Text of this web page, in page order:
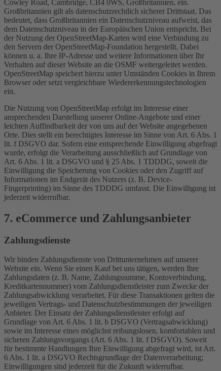
Cowley Road, Cambridge, CB4 0WS, Großbritannien, ein.
Großbritannien gilt als datenschutzrechtlich sicherer Drittstaat. Das
bedeutet, dass Großbritannien ein Datenschutzniveau aufweist, das
dem Datenschutzniveau in der Europäischen Union entspricht. Bei
der Nutzung der OpenStreetMap-Karten wird eine Verbindung zu
den Servern der OpenStreetMap-Foundation hergestellt. Dabei
können u. a. Ihre IP-Adresse und weitere Informationen über Ihr
Verhalten auf dieser Website an die OSMF weitergeleitet werden.
OpenStreetMap speichert hierzu unter Umständen Cookies in Ihrem
Browser oder setzt vergleichbare Wiedererkennungstechnologien
ein.
Die Nutzung von OpenStreetMap erfolgt im Interesse einer
ansprechenden Darstellung unserer Online-Angebote und einer
leichten Auffindbarkeit der von uns auf der Website angegebenen
Orte. Dies stellt ein berechtigtes Interesse im Sinne von Art. 6 Abs. 1
lit. f DSGVO dar. Sofern eine entsprechende Einwilligung abgefragt
wurde, erfolgt die Verarbeitung ausschließlich auf Grundlage von
Art. 6 Abs. 1 lit. a DSGVO und § 25 Abs. 1 TDDDG, soweit die
Einwilligung die Speicherung von Cookies oder den Zugriff auf
Informationen im Endgerät des Nutzers (z. B. Device-
Fingerprinting) im Sinne des TDDDG umfasst. Die Einwilligung ist
jederzeit widerrufbar.
7. eCommerce und Zahlungs­anbieter
Zahlungsdienste
Wir binden Zahlungsdienste von Drittunternehmen auf unserer
Website ein. Wenn Sie einen Kauf bei uns tätigen, werden Ihre
Zahlungsdaten (z. B. Name, Zahlungssumme, Kontoverbindung,
Kreditkartennummer) vom Zahlungsdienstleister zum Zwecke der
Zahlungsabwicklung verarbeitet. Für diese Transaktionen gelten die
jeweiligen Vertrags- und Datenschutzbestimmungen der jeweiligen
Anbieter. Der Einsatz der Zahlungsdienstleister erfolgt auf
Grundlage von Art. 6 Abs. 1 lit. b DSGVO (Vertragsabwicklung)
sowie im Interesse eines möglichst reibungslosen, komfortablen und
sicheren Zahlungsvorgangs (Art. 6 Abs. 1 lit. f DSGVO). Soweit
für bestimmte Handlungen Ihre Einwilligung abgefragt wird, ist Art.
6 Abs. 1 lit. a DSGVO Rechtsgrundlage der Datenverarbeitung;
Einwilligungen sind jederzeit für die Zukunft widerrufbar.